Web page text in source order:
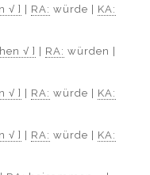
√ ] RA: würde | KA:
√ ] RA: würden |
√ ] RA: würde | KA:
√ ] RA: würde | KA: